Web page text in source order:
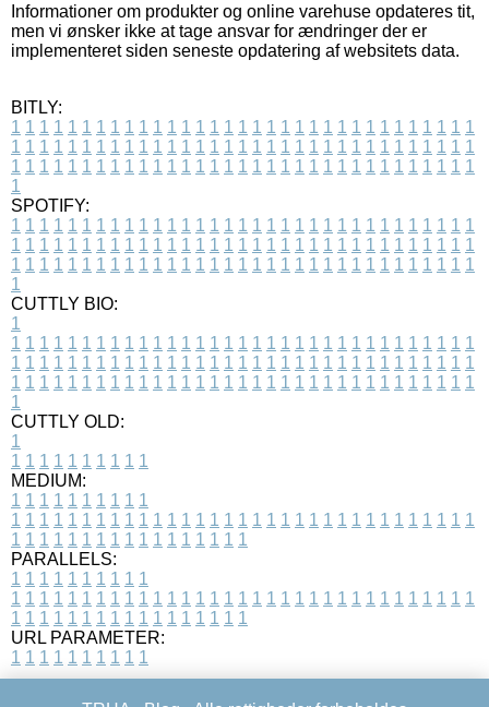
Informationer om produkter og online varehuse opdateres tit,
men vi ønsker ikke at tage ansvar for ændringer der er
implementeret siden seneste opdatering af websitets data.
BITLY:
1 1 1 1 1 1 1 1 1 1 1 1 1 1 1 1 1 1 1 1 1 1 1 1 1 1 1 1 1 1 1 1 1
1 1 1 1 1 1 1 1 1 1 1 1 1 1 1 1 1 1 1 1 1 1 1 1 1 1 1 1 1 1 1 1 1
1 1 1 1 1 1 1 1 1 1 1 1 1 1 1 1 1 1 1 1 1 1 1 1 1 1 1 1 1 1 1 1 1
1
SPOTIFY:
1 1 1 1 1 1 1 1 1 1 1 1 1 1 1 1 1 1 1 1 1 1 1 1 1 1 1 1 1 1 1 1 1
1 1 1 1 1 1 1 1 1 1 1 1 1 1 1 1 1 1 1 1 1 1 1 1 1 1 1 1 1 1 1 1 1
1 1 1 1 1 1 1 1 1 1 1 1 1 1 1 1 1 1 1 1 1 1 1 1 1 1 1 1 1 1 1 1 1
1
CUTTLY BIO:
1
1 1 1 1 1 1 1 1 1 1 1 1 1 1 1 1 1 1 1 1 1 1 1 1 1 1 1 1 1 1 1 1 1
1 1 1 1 1 1 1 1 1 1 1 1 1 1 1 1 1 1 1 1 1 1 1 1 1 1 1 1 1 1 1 1 1
1 1 1 1 1 1 1 1 1 1 1 1 1 1 1 1 1 1 1 1 1 1 1 1 1 1 1 1 1 1 1 1 1
1
CUTTLY OLD:
1
1 1 1 1 1 1 1 1 1 1
MEDIUM:
1 1 1 1 1 1 1 1 1 1
1 1 1 1 1 1 1 1 1 1 1 1 1 1 1 1 1 1 1 1 1 1 1 1 1 1 1 1 1 1 1 1 1
1 1 1 1 1 1 1 1 1 1 1 1 1 1 1 1 1
PARALLELS:
1 1 1 1 1 1 1 1 1 1
1 1 1 1 1 1 1 1 1 1 1 1 1 1 1 1 1 1 1 1 1 1 1 1 1 1 1 1 1 1 1 1 1
1 1 1 1 1 1 1 1 1 1 1 1 1 1 1 1 1
URL PARAMETER:
1 1 1 1 1 1 1 1 1 1